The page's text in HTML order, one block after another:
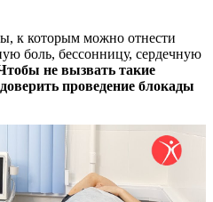
к которым можно отнести
боль, бессонницу, сердечную
не вызвать такие
проведение блокады